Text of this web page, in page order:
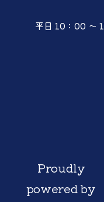
平日 10：00 ～
Proudly
powered by